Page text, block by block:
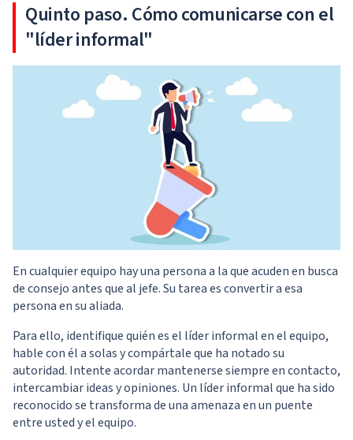
Quinto paso. Cómo comunicarse con el
"líder informal"
En cualquier equipo hay una persona a la que acuden en busca
de consejo antes que al jefe. Su tarea es convertir a esa
persona en su aliada.
Para ello, identifique quién es el líder informal en el equipo,
hable con él a solas y compártale que ha notado su
autoridad. Intente acordar mantenerse siempre en contacto,
intercambiar ideas y opiniones. Un líder informal que ha sido
reconocido se transforma de una amenaza en un puente
entre usted y el equipo.